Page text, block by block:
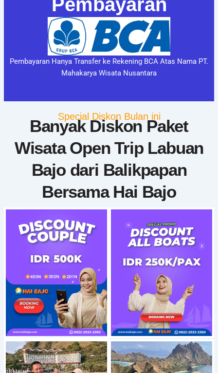
Pembayaran
Pembayaran Hanya Transfer ke Rekening BCA Atas Nama PT.
Mahakarya Wisata Nusantara
Special Diskon Bulan ini
Banyak Diskon Paket
Wisata Open Trip Labuan
Bajo dari Balikpapan
Bersama Hai Bajo